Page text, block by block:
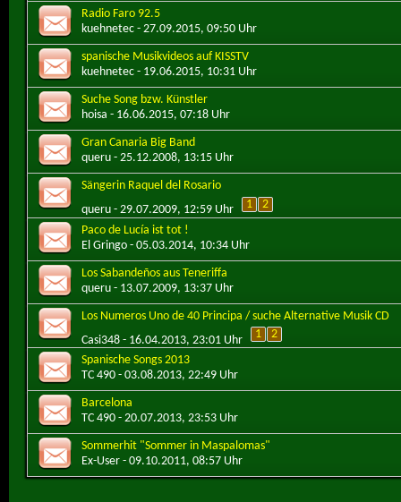
Radio Faro 92.5
kuehnetec - 27.09.2015, 09:50 Uhr
spanische Musikvideos auf KISSTV
kuehnetec - 19.06.2015, 10:31 Uhr
Suche Song bzw. Künstler
hoisa - 16.06.2015, 07:18 Uhr
Gran Canaria Big Band
queru - 25.12.2008, 13:15 Uhr
Sängerin Raquel del Rosario
queru - 29.07.2009, 12:59 Uhr 1
2
Paco de Lucía ist tot !
El Gringo - 05.03.2014, 10:34 Uhr
Los Sabandeños aus Teneriffa
queru - 13.07.2009, 13:37 Uhr
Los Numeros Uno de 40 Principa / suche Alternative Musik CD
Casi348 - 16.04.2013, 23:01 Uhr 1
2
Spanische Songs 2013
TC 490 - 03.08.2013, 22:49 Uhr
Barcelona
TC 490 - 20.07.2013, 23:53 Uhr
Sommerhit "Sommer in Maspalomas"
Ex-User - 09.10.2011, 08:57 Uhr